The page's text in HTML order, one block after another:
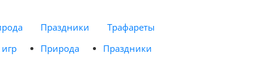
Праздники
Трафареты
Природа
Праздники